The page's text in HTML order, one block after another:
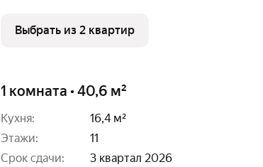
Выбрать из 2 квартир
1 комната • 40,6 м²
Кухня:
16,4 м²
Этажи:
11
Срок сдачи:
3 квартал 2026